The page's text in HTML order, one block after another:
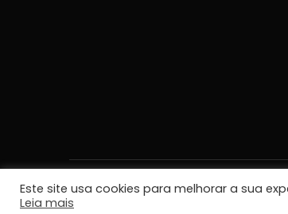
Este site usa cookies para melhorar a sua
Leia mais